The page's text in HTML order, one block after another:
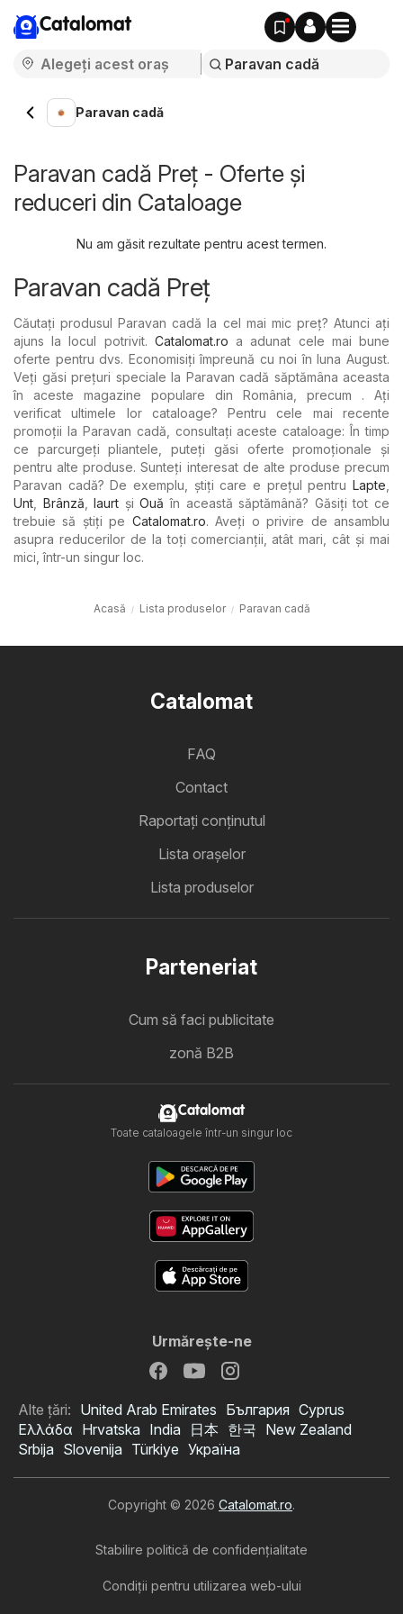
Catalomat
Paravan cadă
Paravan cadă Preț - Oferte și
reduceri din Cataloage
Nu am găsit rezultate pentru acest termen.
Paravan cadă Preț
Căutați produsul Paravan cadă la cel mai mic preț? Atunci ați
ajuns la locul potrivit. Catalomat.ro a adunat cele mai bune
oferte pentru dvs. Economisiți împreună cu noi în luna August.
Veți găsi prețuri speciale la Paravan cadă săptămâna aceasta
în aceste magazine populare din România, precum . Ați
verificat ultimele lor cataloage? Pentru cele mai recente
promoții la Paravan cadă, consultați aceste cataloage: În timp
ce parcurgeți pliantele, puteți găsi oferte promoționale și
pentru alte produse. Sunteți interesat de alte produse precum
Paravan cadă? De exemplu, știți care e prețul pentru Lapte
Unt
Brânză ,Iaurt şiOuă în această săptămână? Găsiți tot ce
trebuie să știți pe Catalomat.ro. Aveți o privire de ansamblu
asupra reducerilor de la toți comercianții, atât mari, cât și mai
mici, într-un singur loc.
Acasă Lista produselor Paravan cadă
Catalomat
FAQ
Contact
Raportați conținutul
Lista oraşelor
Lista produselor
Parteneriat
Cum să faci publicitate
zonă B2B
Catalomat
Toate cataloagele într-un singur loc
Urmăreşte-ne
Alte țări: United Arab Emirates България Cyprus
Ελλάδα Hrvatska India 日本 한국 New Zealand
Srbija Slovenija Türkiye Україна
Copyright © 2026 Catalomat.ro.
Stabilire politică de confidenţialitate
Condiţii pentru utilizarea web-ului